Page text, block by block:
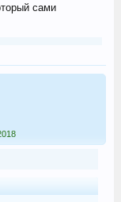
сами